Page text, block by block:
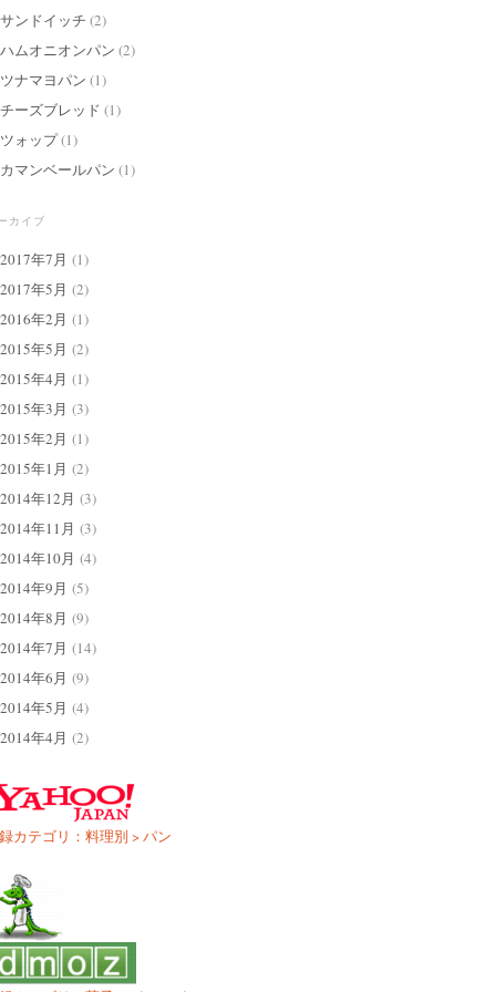
サンドイッチ (2)
ハムオニオンパン (2)
ツナマヨパン (1)
チーズブレッド (1)
ツォップ(1)
カマンベールパン (1)
カイブ
2017年7月 (1)
2017年5月 (2)
2016年2月 (1)
2015年5月 (2)
2015年4月 (1)
2015年3月 (3)
2015年2月 (1)
2015年1月 (2)
2014年12月 (3)
2014年11月 (3)
2014年10月 (4)
2014年9月 (5)
2014年8月 (9)
2014年7月 (14)
2014年6月 (9)
2014年5月 (4)
2014年4月 (2)
カテゴリ：料理別 > パン